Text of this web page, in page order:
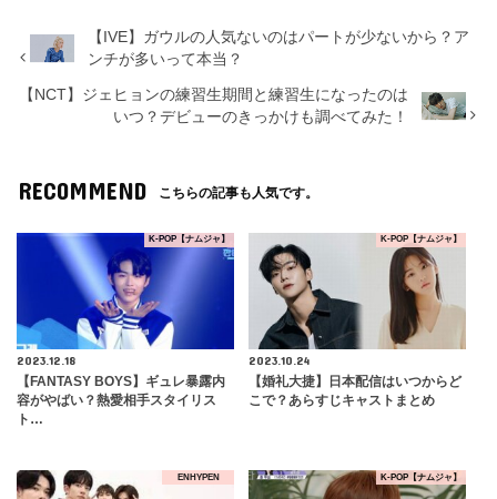
【IVE】ガウルの人気ないのはパートが少ないから？ア
ンチが多いって本当？
【NCT】ジェヒョンの練習生期間と練習生になったのは
いつ？デビューのきっかけも調べてみた！
RECOMMEND こちらの記事も人気です。
K-POP【ナムジャ】
2023.12.18
【FANTASY BOYS】ギュレ暴露内
容がやばい？熱愛相手スタイリス
ト…
K-POP【ナムジャ】
2023.10.24
【婚礼大捷】日本配信はいつからど
こで？あらすじキャストまとめ
ENHYPEN K-POP【ナムジャ】